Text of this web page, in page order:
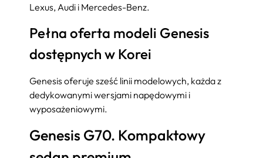
Lexus, Audi i Mercedes-Benz.
Pełna oferta modeli Genesis
dostępnych w Korei
Genesis oferuje sześć linii modelowych, każda z
dedykowanymi wersjami napędowymi i
wyposażeniowymi.
Genesis G70. Kompaktowy